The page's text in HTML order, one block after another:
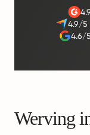
4.9/5
4.6/
Werving